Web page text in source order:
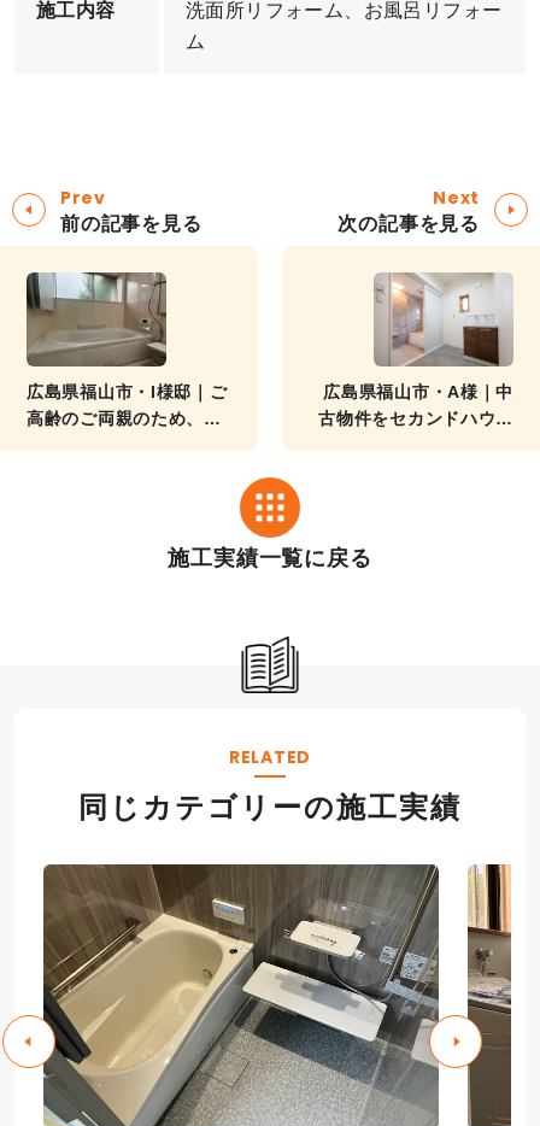
施工内容
洗面所リフォーム、お風呂リフォー
ム
Prev
前の記事を見る
広島県福山市・I様邸｜ご
高齢のご両親のため、洗
施工実績一覧に戻る
Next
次の記事を見る
広島県福山市・A様｜中
古物件をセカンドハウス
RELATED
同じカテゴリーの施工実績